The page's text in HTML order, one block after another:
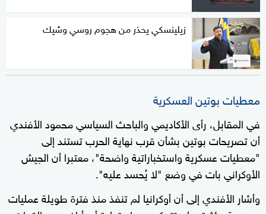
زيلينسكي يحذر من هجوم روسي وشيك
معطيات بوتين العسكرية
في المقابل، رأى الأكاديمي والباحث السياسي محمود الأفندي
أن تصريحات بوتين بشأن قرب نهاية الحرب تستند إلى
"معطيات عسكرية واستخباراتية واضحة"، معتبرا أن الجيش
الأوكراني بات في وضع "لا يُحسد عليه".
وأشار الأفندي إلى أن أوكرانيا لم تنفذ منذ فترة طويلة عمليات